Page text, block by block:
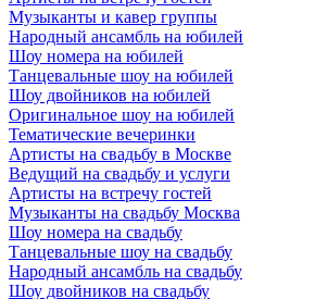
Музыканты и кавер группы
Народный ансамбль на юбилей
Шоу номера на юбилей
Танцевальные шоу на юбилей
Шоу двойников на юбилей
Оригинальное шоу на юбилей
Тематические вечеринки
Артисты на свадьбу в Москве
Ведущий на свадьбу и услуги
Артисты на встречу гостей
Музыканты на свадьбу Москва
Шоу номера на свадьбу
Танцевальные шоу на свадьбу
Народный ансамбль на свадьбу
Шоу двойников на свадьбу